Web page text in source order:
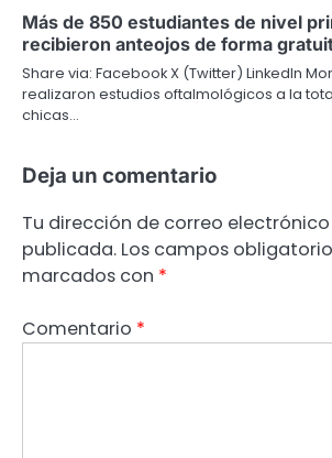
Más de 850 estudiantes de nivel
recibieron anteojos de forma
Share via: Facebook X (Twitter) LinkedIn
realizaron estudios oftalmológicos a la
chicas…
Deja un comentario
Tu dirección de correo
publicada. Los campos
marcados con *
Comentario *